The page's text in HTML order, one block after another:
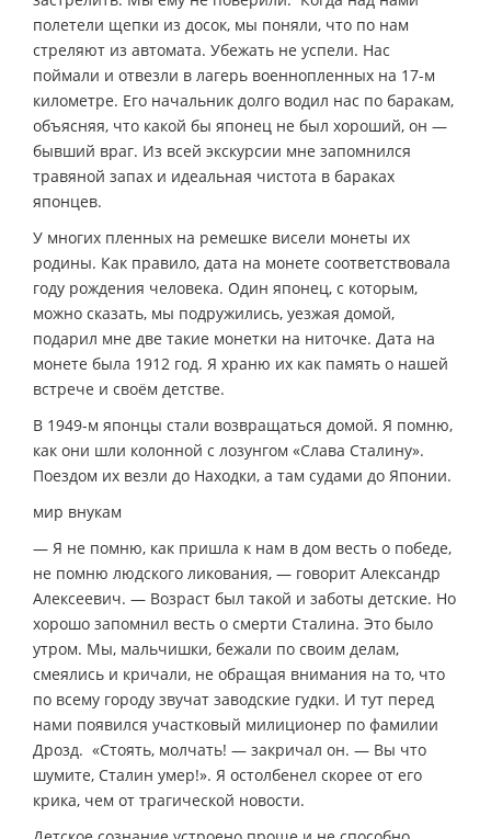
полетели щепки из досок, мы поняли, что по нам
стреляют из автомата. Убежать не успели. Нас
поймали и отвезли в лагерь военнопленных на 17-м
километре. Его начальник долго водил нас по баракам,
объясняя, что какой бы японец не был хороший, он —
бывший враг. Из всей экскурсии мне запомнился
травяной запах и идеальная чистота в бараках
японцев.
У многих пленных на ремешке висели монеты их
родины. Как правило, дата на монете соответствовала
году рождения человека. Один японец, с которым,
можно сказать, мы подружились, уезжая домой,
подарил мне две такие монетки на ниточке. Дата на
монете была 1912 год. Я храню их как память о нашей
встрече и своём детстве.
В 1949-м японцы стали возвращаться домой. Я помню,
как они шли колонной с лозунгом «Слава Сталину».
Поездом их везли до Находки, а там судами до Японии.
мир внукам
— Я не помню, как пришла к нам в дом весть о победе,
не помню людского ликования, — говорит Александр
Алексеевич. — Возраст был такой и заботы детские. Но
хорошо запомнил весть о смерти Сталина. Это было
утром. Мы, мальчишки, бежали по своим делам,
смеялись и кричали, не обращая внимания на то, что
по всему городу звучат заводские гудки. И тут перед
нами появился участковый милиционер по фамилии
Дрозд. «Стоять, молчать! — закричал он. — Вы что
шумите, Сталин умер!». Я остолбенел скорее от его
крика, чем от трагической новости.